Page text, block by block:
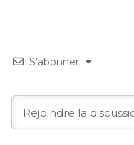
S’abonner